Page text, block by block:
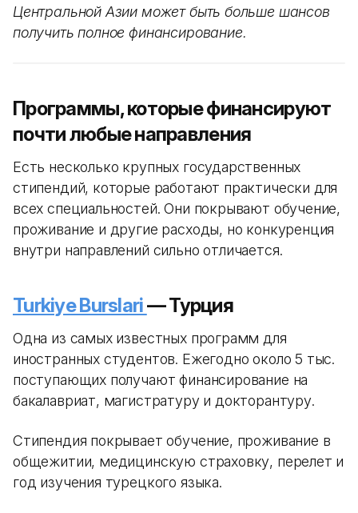
Центральной Азии может быть больше шансов
получить полное финансирование.
Программы, которые финансируют
почти любые направления
Есть несколько крупных государственных
стипендий, которые работают практически для
всех специальностей. Они покрывают обучение,
проживание и другие расходы, но конкуренция
внутри направлений сильно отличается.
Turkiye Burslari— Турция
Одна из самых известных программ для
иностранных студентов. Ежегодно около 5 тыс.
поступающих получают финансирование на
бакалавриат, магистратуру и докторантуру.
Стипендия покрывает обучение, проживание в
общежитии, медицинскую страховку, перелет и
год изучения турецкого языка.